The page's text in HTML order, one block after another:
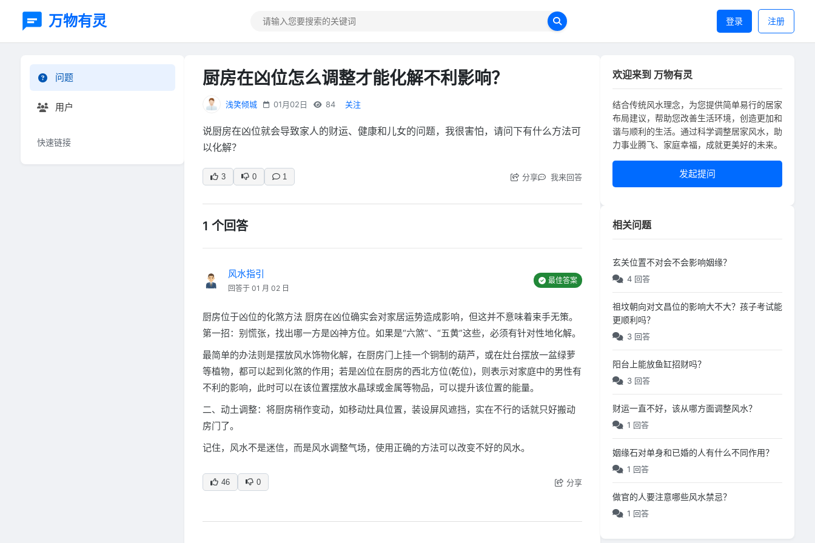
万物有灵 登录 注册
问题
用户
快速链接
厨房在凶位怎么调整才能化解不利影响？
浅笑倾城 01月02日 84 关注
说厨房在凶位就会导致家人的财运、健康和儿女的问题，我很害怕，请问下有什么方法可
以化解？
3 0 1 分享 我来回答
1 个回答
风水指引
回答于 01 月 02 日
最佳答案
厨房位于凶位的化煞方法 厨房在凶位确实会对家居运势造成影响，但这并不意味着束手无策。
第一招：别慌张，找出哪一方是凶神方位。如果是“六煞”、“五黄”这些，必须有针对性地化解。
最简单的办法则是摆放风水饰物化解，在厨房门上挂一个铜制的葫芦，或在灶台摆放一盆绿萝
等植物，都可以起到化煞的作用；若是凶位在厨房的西北方位(乾位)，则表示对家庭中的男性有
不利的影响，此时可以在该位置摆放水晶球或金属等物品，可以提升该位置的能量。
二、动土调整：将厨房稍作变动，如移动灶具位置，装设屏风遮挡，实在不行的话就只好搬动
房门了。
记住，风水不是迷信，而是风水调整气场，使用正确的方法可以改变不好的风水。
46 0 分享
欢迎来到 万物有灵
结合传统风水理念，为您提供简单易行的居家
布局建议，帮助您改善生活环境，创造更加和
谐与顺利的生活。通过科学调整居家风水，助
力事业腾飞、家庭幸福，成就更美好的未来。
发起提问
相关问题
玄关位置不对会不会影响姻缘？
4 回答
祖坟朝向对文昌位的影响大不大？孩子考试能
更顺利吗？
3 回答
阳台上能放鱼缸招财吗？
3 回答
财运一直不好，该从哪方面调整风水？
1 回答
姻缘石对单身和已婚的人有什么不同作用？
1 回答
做官的人要注意哪些风水禁忌？
1 回答